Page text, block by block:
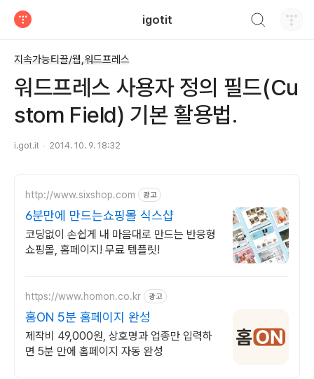
igotit
지속가능티끌/웹,워드프레스
워드프레스 사용자 정의 필드(Cu
stom Field) 기본 활용법.
i.got.it 2014. 10. 9. 18:32
http://www.sixshop.com 광고
6분만에 만드는쇼핑몰 식스샵
코딩없이 손쉽게 내 마음대로 만드는 반응형
쇼핑몰, 홈페이지! 무료 템플릿!
https://www.homon.co.kr 광고
홈ON 5분 홈페이지 완성
제작비 49,000원, 상호명과 업종만 입력하
면 5분 만에 홈페이지 자동 완성